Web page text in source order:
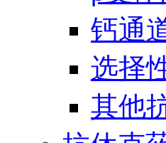
钙通
选择
其他